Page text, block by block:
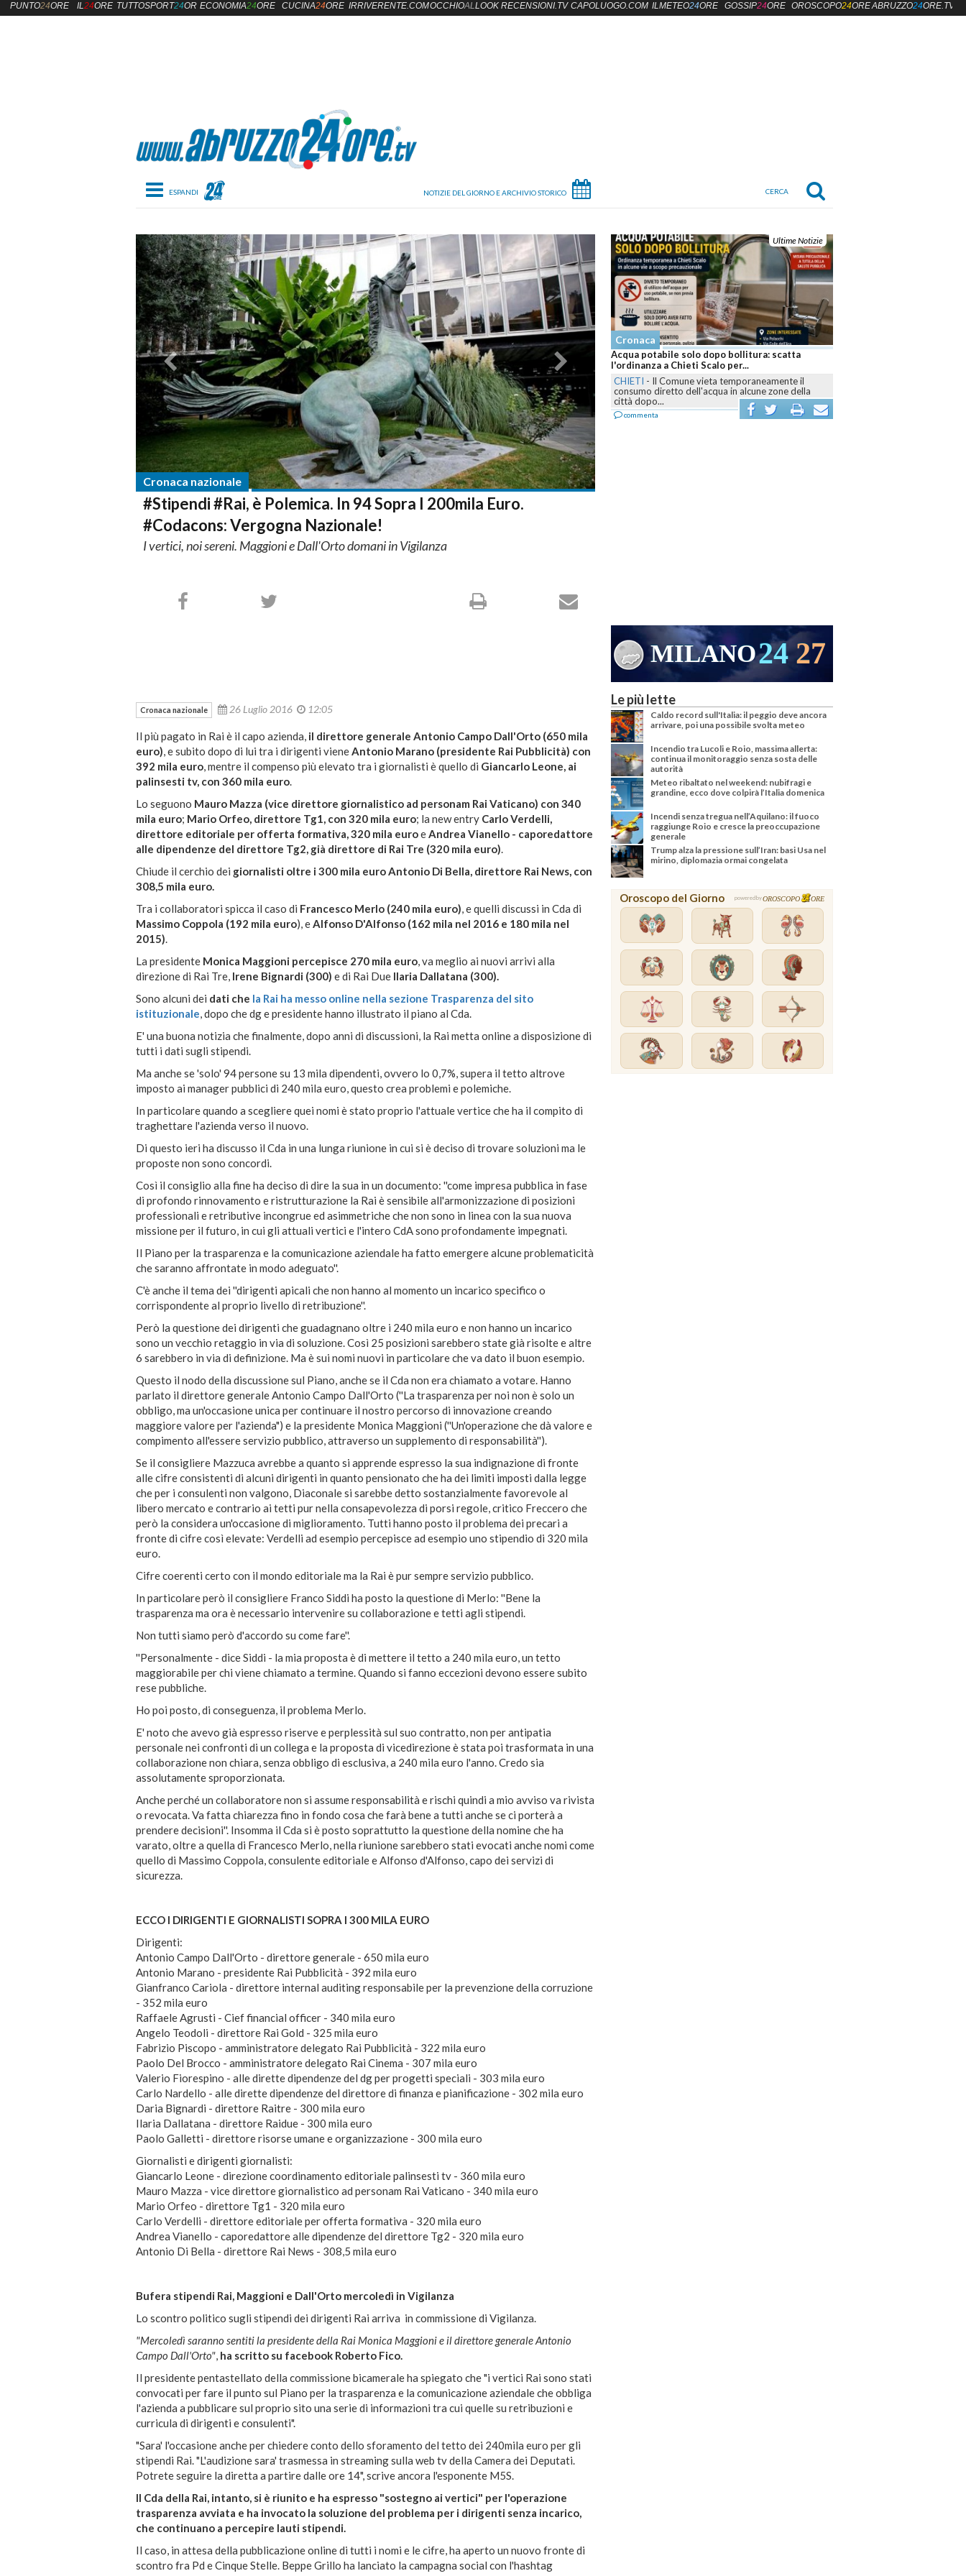
Toggle navigation
Cronaca nazionale
#Stipendi #Rai, è Polemica. In 94 Sopra I 200mila Euro.
#Codacons: Vergogna Nazionale!
I vertici, noi sereni. Maggioni e Dall'Orto domani in Vigilanza
Ultime Notizie
Cronaca
Acqua potabile solo dopo bollitura: scatta
l'ordinanza a Chieti Scalo per...
CHIETI-Il Comune vieta temporaneamente il
consumo diretto dell'acqua in alcune zone della
città dopo...
commenta
Cronaca
Notte di paura a Pescara: diversi minorenni in
ospedale dopo un abuso di alcol
PESCARA-Intervento di ambulanze e polizia sul
lungomare nord dopo i malori accusati da numerosi
ragazzi...
commenta
VENEZIA23 25
Cronaca nazionale 26 Luglio 2016 12:05
Il più pagato in Rai è il capo azienda, il direttore generale Antonio Campo Dall'Orto (650 mila
euro), e subito dopo di lui tra i dirigenti vieneAntonio Marano (presidente Rai Pubblicità) con
392 mila euro, mentre il compenso più elevato tra i giornalisti è quello di Giancarlo Leone, ai
palinsesti tv, con 360 mila euro.
Lo seguono Mauro Mazza (vice direttore giornalistico ad personam Rai Vaticano) con 340
mila euro; Mario Orfeo, direttore Tg1, con 320 mila euro; la new entry Carlo Verdelli,
direttore editoriale per offerta formativa, 320 mila euroeAndrea Vianello - caporedattore
alle dipendenze del direttore Tg2, già direttore di Rai Tre (320 mila euro).
Chiude il cerchio dei giornalisti oltre i 300 mila euro Antonio Di Bella, direttore Rai News, con
308,5 mila euro.
Tra i collaboratori spicca il caso di Francesco Merlo (240 mila euro), e quelli discussi in Cda di
Massimo Coppola (192 mila euro), eAlfonso D'Alfonso (162 mila nel 2016 e 180 mila nel
2015).
La presidente Monica Maggioni percepisce 270 mila euro, va meglio ai nuovi arrivi alla
direzione di Rai Tre, Irene Bignardi (300) e di Rai Due Ilaria Dallatana (300).
Sono alcuni dei dati che la Rai ha messo online nella sezione Trasparenza del sito
istituzionale, dopo che dg e presidente hanno illustrato il piano al Cda.
E' una buona notizia che finalmente, dopo anni di discussioni, la Rai metta online a disposizione di
tutti i dati sugli stipendi.
Ma anche se 'solo' 94 persone su 13 mila dipendenti, ovvero lo 0,7%, supera il tetto altrove
imposto ai manager pubblici di 240 mila euro, questo crea problemi e polemiche.
In particolare quando a scegliere quei nomi è stato proprio l'attuale vertice che ha il compito di
traghettare l'azienda verso il nuovo.
Di questo ieri ha discusso il Cda in una lunga riunione in cui si è deciso di trovare soluzioni ma le
proposte non sono concordi.
Così il consiglio alla fine ha deciso di dire la sua in un documento: ''come impresa pubblica in fase
di profondo rinnovamento e ristrutturazione la Rai è sensibile all'armonizzazione di posizioni
professionali e retributive incongrue ed asimmetriche che non sono in linea con la sua nuova
missione per il futuro, in cui gli attuali vertici e l'intero CdA sono profondamente impegnati.
Il Piano per la trasparenza e la comunicazione aziendale ha fatto emergere alcune problematicità
che saranno affrontate in modo adeguato''.
C'è anche il tema dei ''dirigenti apicali che non hanno al momento un incarico specifico o
corrispondente al proprio livello di retribuzione''.
Però la questione dei dirigenti che guadagnano oltre i 240 mila euro e non hanno un incarico
sono un vecchio retaggio in via di soluzione. Così 25 posizioni sarebbero state già risolte e altre
6 sarebbero in via di definizione. Ma è sui nomi nuovi in particolare che va dato il buon esempio.
Questo il nodo della discussione sul Piano, anche se il Cda non era chiamato a votare. Hanno
parlato il direttore generale Antonio Campo Dall'Orto (''La trasparenza per noi non è solo un
obbligo, ma un'occasione unica per continuare il nostro percorso di innovazione creando
maggiore valore per l'azienda") e la presidente Monica Maggioni (''Un'operazione che dà valore e
compimento all'essere servizio pubblico, attraverso un supplemento di responsabilità'').
Se il consigliere Mazzuca avrebbe a quanto si apprende espresso la sua indignazione di fronte
alle cifre consistenti di alcuni dirigenti in quanto pensionato che ha dei limiti imposti dalla legge
che per i consulenti non valgono, Diaconale si sarebbe detto sostanzialmente favorevole al
libero mercato e contrario ai tetti pur nella consapevolezza di porsi regole, critico Freccero che
però la considera un'occasione di miglioramento. Tutti hanno posto il problema dei precari a
fronte di cifre così elevate: Verdelli ad esempio percepisce ad esempio uno stipendio di 320 mila
euro.
Cifre coerenti certo con il mondo editoriale ma la Rai è pur sempre servizio pubblico.
In particolare però il consigliere Franco Siddi ha posto la questione di Merlo: ''Bene la
trasparenza ma ora è necessario intervenire su collaborazione e tetti agli stipendi.
Non tutti siamo però d'accordo su come fare''.
''Personalmente - dice Siddi - la mia proposta è di mettere il tetto a 240 mila euro, un tetto
maggiorabile per chi viene chiamato a termine. Quando si fanno eccezioni devono essere subito
rese pubbliche.
Ho poi posto, di conseguenza, il problema Merlo.
E' noto che avevo già espresso riserve e perplessità sul suo contratto, non per antipatia
personale nei confronti di un collega e la proposta di vicedirezione è stata poi trasformata in una
collaborazione non chiara, senza obbligo di esclusiva, a 240 mila euro l'anno. Credo sia
assolutamente sproporzionata.
Anche perché un collaboratore non si assume responsabilità e rischi quindi a mio avviso va rivista
o revocata. Va fatta chiarezza fino in fondo cosa che farà bene a tutti anche se ci porterà a
prendere decisioni''. Insomma il Cda si è posto soprattutto la questione della nomine che ha
varato, oltre a quella di Francesco Merlo, nella riunione sarebbero stati evocati anche nomi come
quello di Massimo Coppola, consulente editoriale e Alfonso d'Alfonso, capo dei servizi di
sicurezza.
ECCO I DIRIGENTI E GIORNALISTI SOPRA I 300 MILA EURO
Dirigenti:
Antonio Campo Dall'Orto - direttore generale - 650 mila euro
Antonio Marano - presidente Rai Pubblicità - 392 mila euro
Gianfranco Cariola - direttore internal auditing responsabile per la prevenzione della corruzione
- 352 mila euro
Raffaele Agrusti - Cief financial officer - 340 mila euro
Angelo Teodoli - direttore Rai Gold - 325 mila euro
Fabrizio Piscopo - amministratore delegato Rai Pubblicità - 322 mila euro
Paolo Del Brocco - amministratore delegato Rai Cinema - 307 mila euro
Valerio Fiorespino - alle dirette dipendenze del dg per progetti speciali - 303 mila euro
Carlo Nardello - alle dirette dipendenze del direttore di finanza e pianificazione - 302 mila euro
Daria Bignardi - direttore Raitre - 300 mila euro
Ilaria Dallatana - direttore Raidue - 300 mila euro
Paolo Galletti - direttore risorse umane e organizzazione - 300 mila euro
Giornalisti e dirigenti giornalisti:
Giancarlo Leone - direzione coordinamento editoriale palinsesti tv - 360 mila euro
Mauro Mazza - vice direttore giornalistico ad personam Rai Vaticano - 340 mila euro
Mario Orfeo - direttore Tg1 - 320 mila euro
Carlo Verdelli - direttore editoriale per offerta formativa - 320 mila euro
Andrea Vianello - caporedattore alle dipendenze del direttore Tg2 - 320 mila euro
Antonio Di Bella - direttore Rai News - 308,5 mila euro
Bufera stipendi Rai, Maggioni e Dall'Orto mercoledì in Vigilanza
Lo scontro politico sugli stipendi dei dirigenti Rai arriva in commissione di Vigilanza.
"Mercoledì saranno sentiti la presidente della Rai Monica Maggioni e il direttore generale Antonio
Campo Dall'Orto", ha scritto su facebook Roberto Fico.
Il presidente pentastellato della commissione bicamerale ha spiegato che "i vertici Rai sono stati
convocati per fare il punto sul Piano per la trasparenza e la comunicazione aziendale che obbliga
l'azienda a pubblicare sul proprio sito una serie di informazioni tra cui quelle su retribuzioni e
curricula di dirigenti e consulenti".
"Sara' l'occasione anche per chiedere conto dello sforamento del tetto dei 240mila euro per gli
stipendi Rai. "L'audizione sara' trasmessa in streaming sulla web tv della Camera dei Deputati.
Potrete seguire la diretta a partire dalle ore 14", scrive ancora l'esponente M5S.
Il Cda della Rai, intanto, si è riunito e ha espresso "sostegno ai vertici" per l'operazione
trasparenza avviata e ha invocato la soluzione del problema per i dirigenti senza incarico,
che continuano a percepire lauti stipendi.
Il caso, in attesa della pubblicazione online di tutti i nomi e le cifre, ha aperto un nuovo fronte di
scontro fra Pd e Cinque Stelle. Beppe Grillo ha lanciato la campagna social con l'hashtag
Le più lette
Caldo record sull'Italia: il peggio deve ancora
arrivare, poi una possibile svolta meteo
Incendio tra Lucoli e Roio, massima allerta:
continua il monitoraggio senza sosta delle
autorità
Meteo ribaltato nel weekend: nubifragi e
grandine, ecco dove colpirà l’Italia domenica
Incendi senza tregua nell’Aquilano: il fuoco
raggiunge Roio e cresce la preoccupazione
generale
Trump alza la pressione sull’Iran: basi Usa nel
mirino, diplomazia ormai congelata
Oroscopo del Giorno powered byOROSCOPO ORE
PUNTO24ORE IL24ORE TUTTOSPORT24OREECONOMIA24ORE CUCINA24ORE IRRIVERENTE.COMOCCHIOALLOOK RECENSIONI.TV CAPOLUOGO.COM ILMETEO24ORE GOSSIP24ORE OROSCOPO24OREABRUZZO24ORE.TV